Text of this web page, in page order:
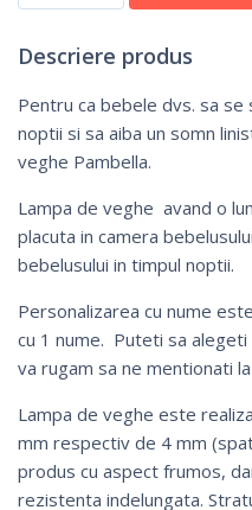
Descriere produs
Pentru ca bebele dvs. sa se
noptii si sa aiba un somn
veghe Pambella.
Lampa de veghe avand o
placuta in camera
bebelusului in timpul noptii.
Personalizarea cu nume
cu 1 nume. Puteti sa alegeti
va rugam sa ne mentionati
Lampa de veghe este
mm respectiv de 4 mm
produs cu aspect frumos,
rezistenta indelungata.